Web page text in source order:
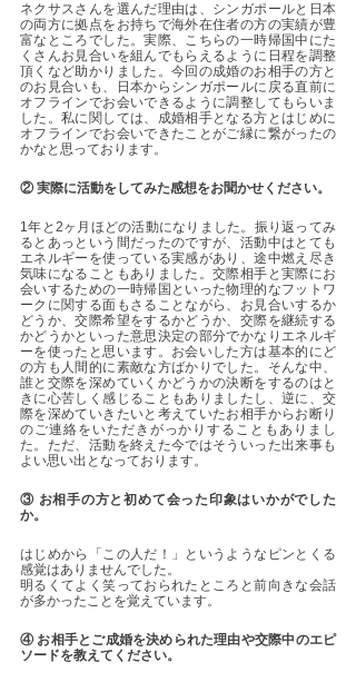
ネクサスさんを選んだ理由は、シンガポールと日本
の両方に拠点をお持ちで海外在住者の方の実績が豊
富なところでした。実際、こちらの一時帰国中にた
くさんお見合いを組んでもらえるように日程を調整
頂くなど助かりました。今回の成婚のお相手の方と
のお見合いも、日本からシンガポールに戻る直前に
オフラインでお会いできるように調整してもらいま
した。私に関しては、成婚相手となる方とはじめに
オフラインでお会いできたことがご縁に繋がったの
かなと思っております。
② 実際に活動をしてみた感想をお聞かせください。
1年と2ヶ月ほどの活動になりました。振り返ってみ
るとあっという間だったのですが、活動中はとても
エネルギーを使っている実感があり、途中燃え尽き
気味になることもありました。交際相手と実際にお
会いするための一時帰国といった物理的なフットワ
ークに関する面もさることながら、お見合いするか
どうか、交際希望をするかどうか、交際を継続する
かどうかといった意思決定の部分でかなりエネルギ
ーを使ったと思います。お会いした方は基本的にど
の方も人間的に素敵な方ばかりでした。そんな中、
誰と交際を深めていくかどうかの決断をするのはと
きに心苦しく感じることもありましたし、逆に、交
際を深めていきたいと考えていたお相手からお断り
のご連絡をいただきがっかりすることもありまし
た。ただ、活動を終えた今ではそういった出来事も
よい思い出となっております。
③ お相手の方と初めて会った印象はいかがでした
か。
はじめから「この人だ！」というようなピンとくる
感覚はありませんでした。
明るくてよく笑っておられたところと前向きな会話
が多かったことを覚えています。
④ お相手とご成婚を決められた理由や交際中のエピ
ソードを教えてください。